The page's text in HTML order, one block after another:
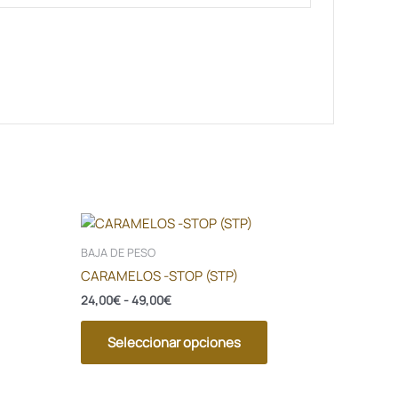
BAJA DE PESO
CARAMELOS -STOP (STP)
24,00€-49,00€
Rango
de
24,00€
hasta
49,00€
Seleccionar opciones